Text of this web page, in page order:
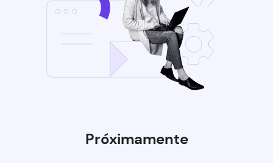
Próximamente